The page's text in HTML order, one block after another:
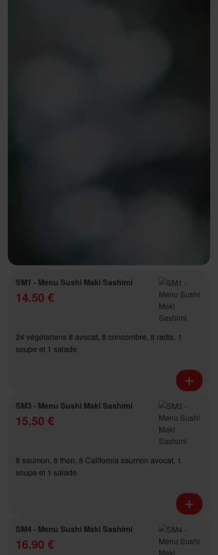
SM1 - Menu Sushi Maki Sashimi
14.50 €
24 végétariens 8 avocat, 8 concombre, 8 radis, 1
soupe et 1 salade.
SM3 - Menu Sushi Maki Sashimi
15.50 €
8 saumon, 8 thon, 8 California saumon avocat, 1
soupe et 1 salade.
SM4 - Menu Sushi Maki Sashimi
16.90 €